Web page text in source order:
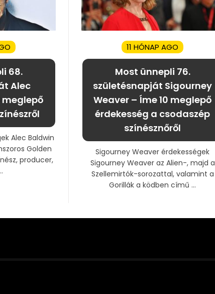
68.
Alec
meglepő
Alec Baldwin
Golden
producer,
11 HÓNAP AGO
Most ünnepli 76.
születésnapját Sigourney
Weaver – Íme 10 meglepő
érdekesség a csodaszép
színésznőről
Sigourney Weaver érdekességek
Sigourney Weaver az Alien-, majd a
Szellemirtók-sorozattal, valamint a
Gorillák a ködben című ...